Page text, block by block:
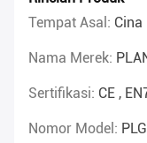
Tempat Asal: Cina
Nama Merek:
Sertifikasi: CE ,
Nomor Model: PLG